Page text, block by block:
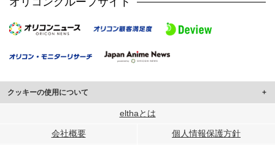
クッキーの使用について
このサイトでは Cookie を使用して、ユーザーに合わせたコンテンツや広告の
行っています。
elthaとは
会社概要 個人情報保護方針